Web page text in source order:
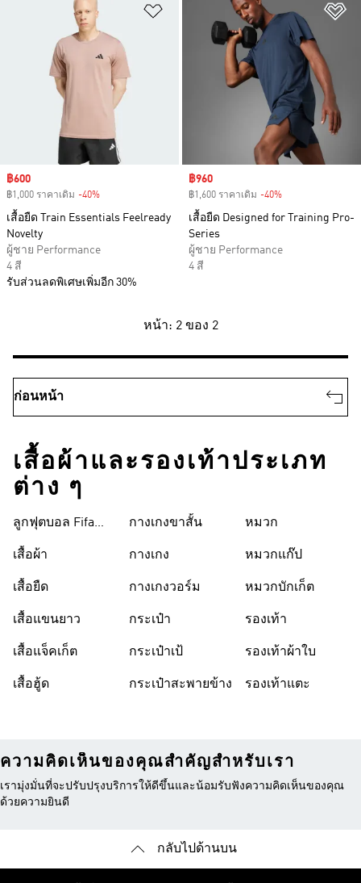
เพิ่มไปยังรายการสินค้าโปรด
Sale price
฿600
฿1,000 ราคาเดิม -40%
เสื้อยืด Train Essentials Feelready
Novelty
ผู้ชาย Performance
4 สี
รับส่วนลดพิเศษเพิ่มอีก 30%
Sale price
฿960
฿1,600 ราคาเดิม -40%
เสื้อยืด Designed for Training Pro-
Series
ผู้ชาย Performance
4 สี
หน้า: 2 ของ 2
ก่อนหน้า
เสื้อผ้าและรองเท้าประเภท
ต่าง ๆ
ลูกฟุตบอล Fifa
เสื้อผ้า
เสื้อยืด
เสื้อแขนยาว
เสื้อแจ็คเก็ต
เสื้อฮู้ด
กางเกงขาสั้น
กางเกง
กางเกงวอร์ม
กระเป๋า
กระเป๋าเป้
กระเป๋าสะพายข้าง
หมวก
หมวกแก๊ป
หมวกบักเก็ต
รองเท้า
รองเท้าผ้าใบ
รองเท้าแตะ
ความคิดเห็นของคุณสำคัญสำหรับเรา
เรามุ่งมั่นที่จะปรับปรุงบริการให้ดีขึ้นและน้อมรับฟังความคิดเห็นของคุณ
ด้วยความยินดี
กลับไปด้านบน